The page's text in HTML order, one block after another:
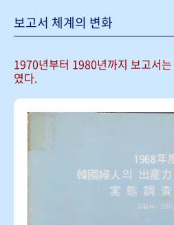
보고서 체계의 변화
1970년부터 1980년까지 보고서는
였다.